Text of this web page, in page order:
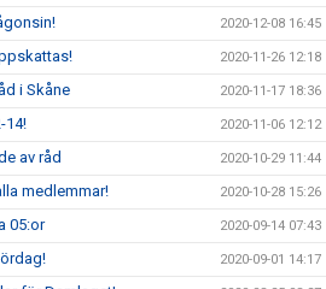
2020-12-08 16:45
2020-11-26 12:18
i Skåne 2020-11-17 18:36
14! 2020-11-06 12:12
av råd 2020-10-29 11:44
medlemmar! 2020-10-28 15:26
05:or 2020-09-14 07:43
2020-09-01 14:17